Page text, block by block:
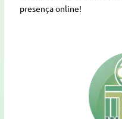
presença online!